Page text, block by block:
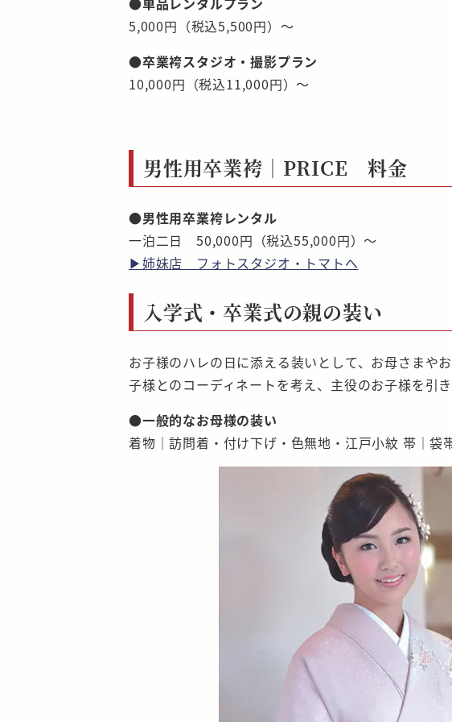
5,000円（税込5,500円）～
●卒業袴スタジオ・撮影プラン
10,000円（税込11,000円）～
男性用卒業袴｜PRICE 料金
●男性用卒業袴レンタル
一泊二日 50,000円（税込55,000円）～
▶姉妹店 フォトスタジオ・トマトへ
入学式・卒業式の親の装い
お子様のハレの日に添える装いとして、お母さまや
子様とのコーディネートを考え、主役のお子様を引
●一般的なお母様の装い
着物｜訪問着・付け下げ・色無地・江戸小紋 帯｜袋